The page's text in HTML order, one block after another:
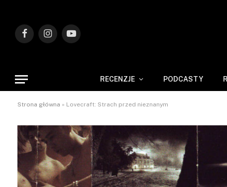
FacebookInstagramYouTube
RECENZJE PODCASTY
Strona główna » Lovecraft: Strach przed nieznanym